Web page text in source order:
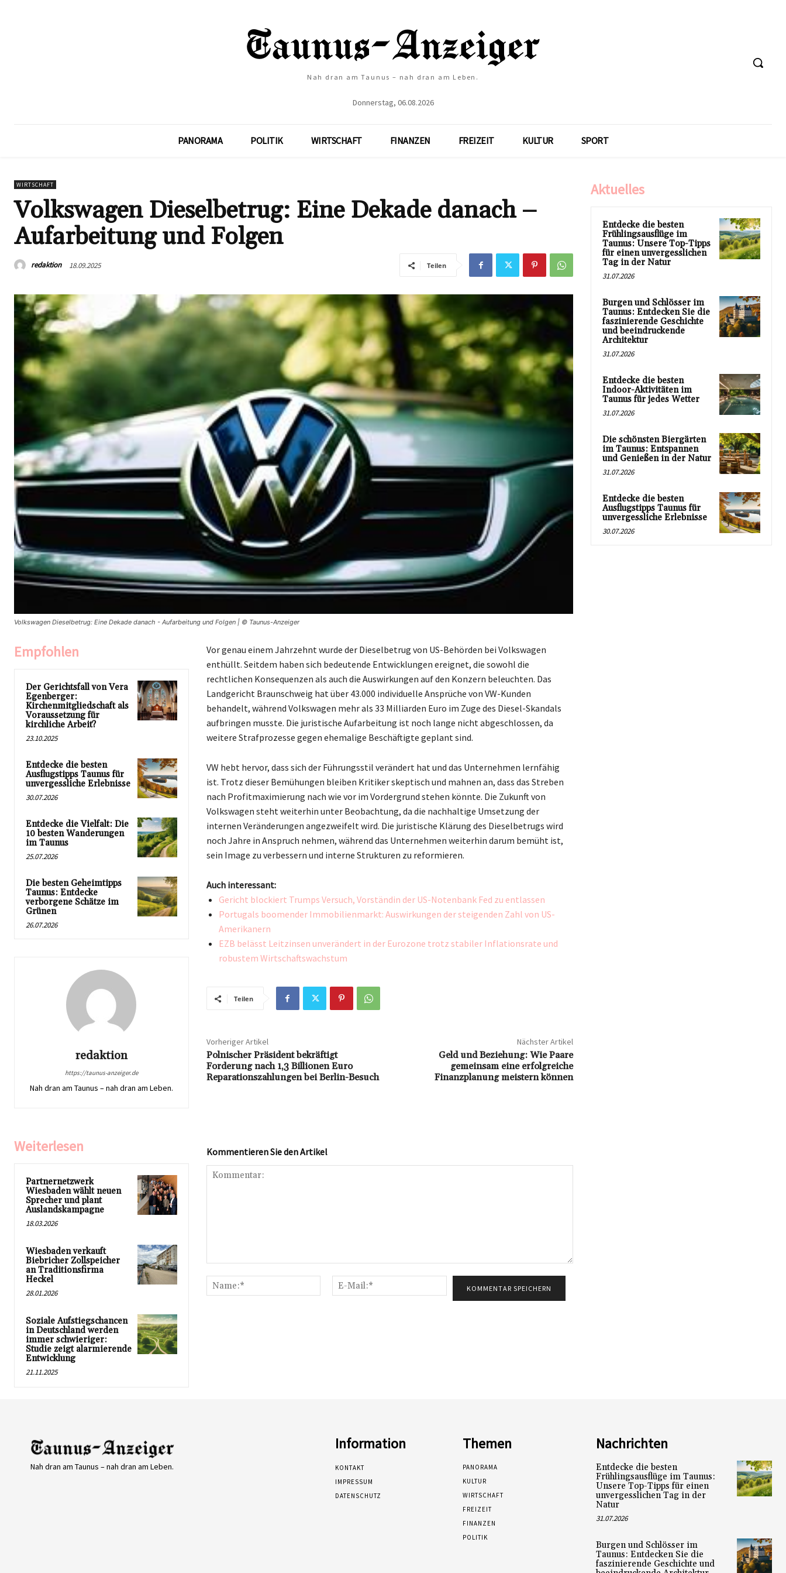
Nah dran am Taunus – nah dran am Leben.
Donnerstag, 06.08.2026
PANORAMA POLITIK WIRTSCHAFT FINANZEN FREIZEIT KULTUR SPORT
WIRTSCHAFT
Volkswagen Dieselbetrug: Eine Dekade danach –
Aufarbeitung und Folgen
redaktion 18.09.2025 Teilen
Volkswagen Dieselbetrug: Eine Dekade danach - Aufarbeitung und Folgen | © Taunus-Anzeiger
Empfohlen
Der Gerichtsfall von Vera
Egenberger:
Kirchenmitgliedschaft als
Voraussetzung für
kirchliche Arbeit?
23.10.2025
Entdecke die besten
Ausflugstipps Taunus für
unvergessliche Erlebnisse
30.07.2026
Entdecke die Vielfalt: Die
10 besten Wanderungen
im Taunus
25.07.2026
Die besten Geheimtipps
Taunus: Entdecke
verborgene Schätze im
Grünen
26.07.2026
redaktion
https://taunus-anzeiger.de
Nah dran am Taunus – nah dran am Leben.
Vor genau einem Jahrzehnt wurde der Dieselbetrug von US-Behörden bei Volkswagen
enthüllt. Seitdem haben sich bedeutende Entwicklungen ereignet, die sowohl die
rechtlichen Konsequenzen als auch die Auswirkungen auf den Konzern beleuchten. Das
Landgericht Braunschweig hat über 43.000 individuelle Ansprüche von VW-Kunden
behandelt, während Volkswagen mehr als 33 Milliarden Euro im Zuge des Diesel-Skandals
aufbringen musste. Die juristische Aufarbeitung ist noch lange nicht abgeschlossen, da
weitere Strafprozesse gegen ehemalige Beschäftigte geplant sind.
VW hebt hervor, dass sich der Führungsstil verändert hat und das Unternehmen lernfähig
ist. Trotz dieser Bemühungen bleiben Kritiker skeptisch und mahnen an, dass das Streben
nach Profitmaximierung nach wie vor im Vordergrund stehen könnte. Die Zukunft von
Volkswagen steht weiterhin unter Beobachtung, da die nachhaltige Umsetzung der
internen Veränderungen angezweifelt wird. Die juristische Klärung des Dieselbetrugs wird
noch Jahre in Anspruch nehmen, während das Unternehmen weiterhin darum bemüht ist,
sein Image zu verbessern und interne Strukturen zu reformieren.
Auch interessant:
Gericht blockiert Trumps Versuch, Vorständin der US-Notenbank Fed zu entlassen
Portugals boomender Immobilienmarkt: Auswirkungen der steigenden Zahl von US-
Amerikanern
EZB belässt Leitzinsen unverändert in der Eurozone trotz stabiler Inflationsrate und
robustem Wirtschaftswachstum
Teilen
Vorheriger Artikel
Polnischer Präsident bekräftigt
Forderung nach 1,3 Billionen Euro
Reparationszahlungen bei Berlin-Besuch
Nächster Artikel
Geld und Beziehung: Wie Paare
gemeinsam eine erfolgreiche
Finanzplanung meistern können
Weiterlesen
Partnernetzwerk
Wiesbaden wählt neuen
Sprecher und plant
Auslandskampagne
18.03.2026
Wiesbaden verkauft
Biebricher Zollspeicher
an Traditionsfirma
Heckel
28.01.2026
Soziale Aufstiegschancen
in Deutschland werden
immer schwieriger:
Studie zeigt alarmierende
Entwicklung
21.11.2025
Kommentieren Sie den Artikel
Name:*
Mail:*
Aktuelles
Entdecke die besten
Frühlingsausflüge im
Taunus: Unsere Top-Tipps
für einen unvergesslichen
Tag in der Natur
31.07.2026
Burgen und Schlösser im
Taunus: Entdecken Sie die
faszinierende Geschichte
und beeindruckende
Architektur
31.07.2026
Entdecke die besten
Indoor-Aktivitäten im
Taunus für jedes Wetter
31.07.2026
Die schönsten Biergärten
im Taunus: Entspannen
und Genießen in der Natur
31.07.2026
Entdecke die besten
Ausflugstipps Taunus für
unvergessliche Erlebnisse
30.07.2026
Nah dran am Taunus – nah dran am Leben.
Information
KONTAKT
IMPRESSUM
DATENSCHUTZ
Themen
PANORAMA
KULTUR
WIRTSCHAFT
FREIZEIT
FINANZEN
POLITIK
Nachrichten
Entdecke die besten
Frühlingsausflüge im Taunus:
Unsere Top-Tipps für einen
unvergesslichen Tag in der
Natur
31.07.2026
Burgen und Schlösser im
Taunus: Entdecken Sie die
faszinierende Geschichte und